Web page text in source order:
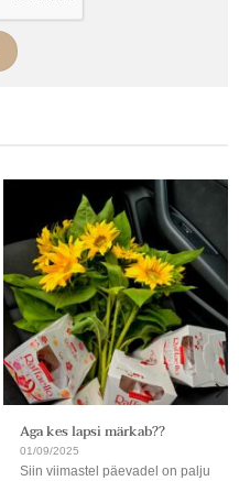
Aga kes lapsi märkab??
01/09/2025
Siin viimastel päevadel on palju